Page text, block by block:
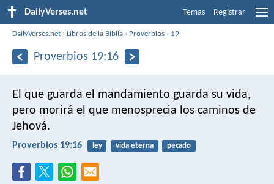
DailyVerses.net Temas Registrar
DailyVerses.net ›Libros de la Biblia › Proverbios › 19
Proverbios 19:16
El que guarda el mandamiento guarda su vida,
pero morirá el que menosprecia los caminos de
Jehová.
Proverbios 19:16 ley vida eterna pecado